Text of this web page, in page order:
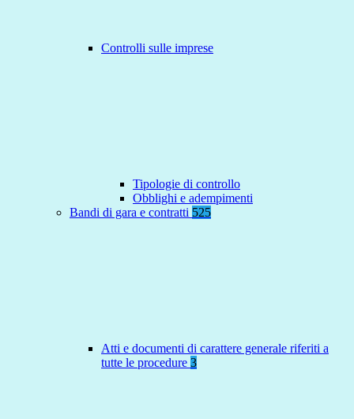
Controlli sulle imprese
Tipologie di controllo
Obblighi e adempimenti
Bandi di gara e contratti 525
Atti e documenti di carattere generale riferiti a
tutte le procedure 3